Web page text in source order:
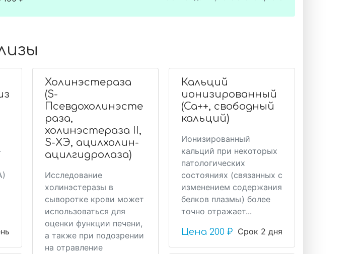
Холинэстераза
(S-
Псевдохолинэсте
раза,
холинэстераза II,
S-ХЭ, ацилхолин-
ацилгидролаза)
Исследование
холинэстеразы в
сыворотке крови может
использоваться для
оценки функции печени,
а также при подозрении
на отравление
Кальций
ионизированный
(Ca++, свободный
кальций)
Ионизированный
кальций при некоторых
патологических
состояниях (связанных с
изменением содержания
белков плазмы) более
точно отражает...
Срок 2 дня
Цена 200 ₽